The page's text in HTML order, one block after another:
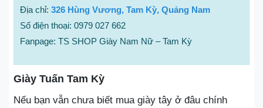
Địa chỉ: 326 Hùng Vương, Tam Kỳ, Quảng Nam
Số điện thoại: 0979 027 662
Fanpage: TS SHOP Giày Nam Nữ – Tam Kỳ
Giày Tuấn Tam Kỳ
Nếu bạn vẫn chưa biết mua giày tây ở đâu chính